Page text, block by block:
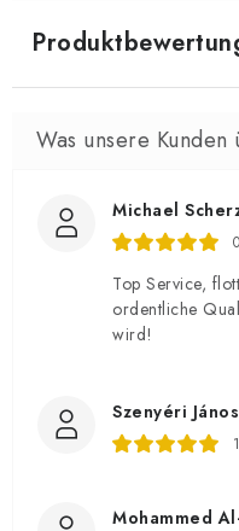
Michael
Top Service,
ordentliche
wird!
Szenyéri
Mohammed